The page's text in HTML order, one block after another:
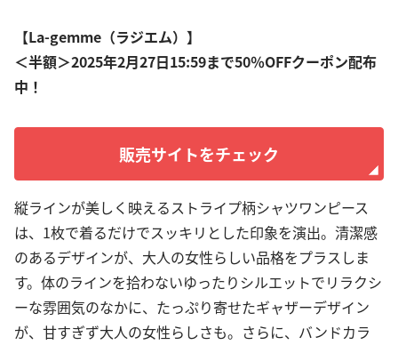
【La-gemme（ラジエム）】
＜半額＞2025年2月27日15:59まで50％OFFクーポン配布
中！
販売サイトをチェック
縦ラインが美しく映えるストライプ柄シャツワンピース
は、1枚で着るだけでスッキリとした印象を演出。清潔感
のあるデザインが、大人の女性らしい品格をプラスしま
す。体のラインを拾わないゆったりシルエットでリラクシ
ーな雰囲気のなかに、たっぷり寄せたギャザーデザイン
が、甘すぎず大人の女性らしさも。さらに、バンドカラ